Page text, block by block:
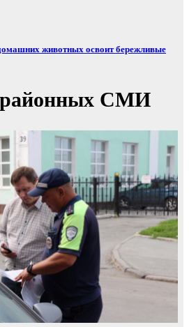
животных освоит бережливые